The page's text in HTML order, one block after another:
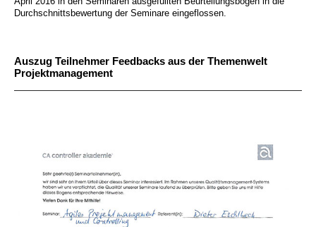
Durchschnittsbewertung der Seminare eingeflossen.
Auszug Teilnehmer Feedbacks aus der Themenwelt
Projektmanagement